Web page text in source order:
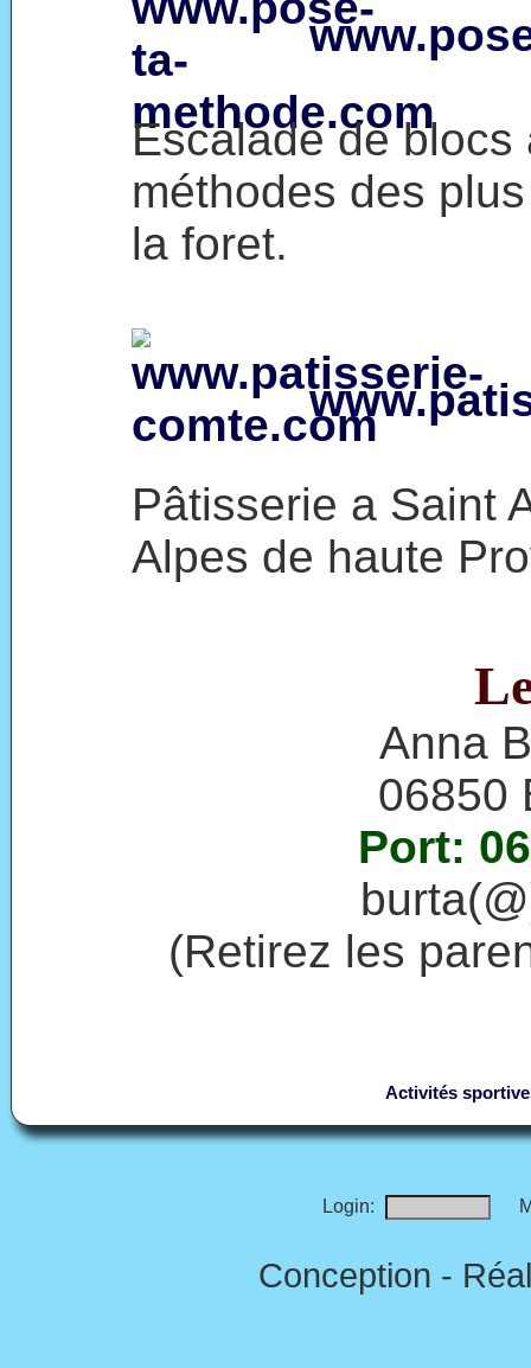
Escalade de
méthodes des
la foret.
Pâtisserie a Saint
Alpes de haute
Anna
06850
Port:
(Retirez les
Activités
Login:
Conception -